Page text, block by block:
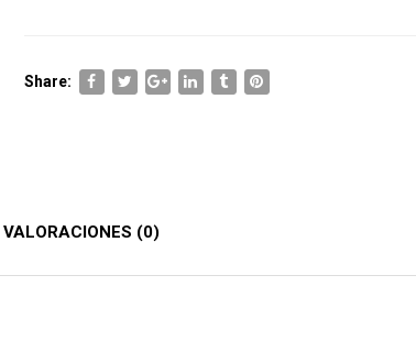
Share:
VALORACIONES (0)